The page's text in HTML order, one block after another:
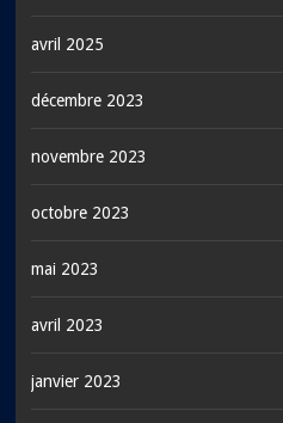
avril 2025
décembre 2023
novembre 2023
octobre 2023
mai 2023
avril 2023
janvier 2023